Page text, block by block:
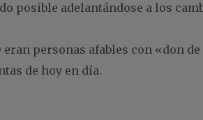
posible adelantándose a los
personas afables con «don
de hoy en día.